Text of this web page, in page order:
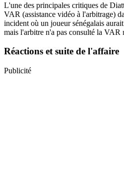
L'une des principales critiques de
VAR (assistance vidéo à l'arbitrage)
incident où un joueur sénégalais
mais l'arbitre n'a pas consulté la VAR
Réactions et suite de l'affaire
Publicité